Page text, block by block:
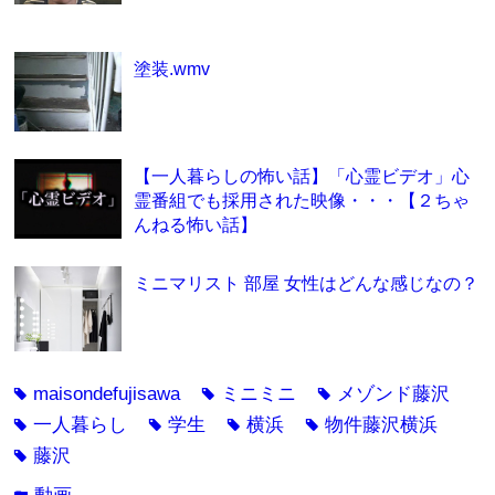
塗装.wmv
【一人暮らしの怖い話】「心霊ビデオ」心
霊番組でも採用された映像・・・【２ちゃ
んねる怖い話】
ミニマリスト 部屋 女性はどんな感じなの？
tag maisondefujisawa tag ミニミニ tag メゾンド藤沢
tag一人暮らし tag学生 tag横浜 tag物件藤沢横浜
tag藤沢